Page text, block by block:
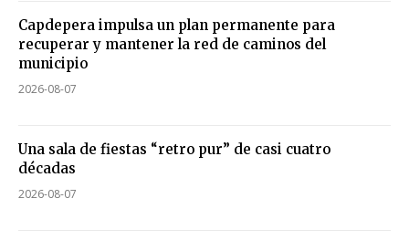
Capdepera impulsa un plan permanente para
recuperar y mantener la red de caminos del
municipio
2026-08-07
Una sala de fiestas “retro pur” de casi cuatro
décadas
2026-08-07